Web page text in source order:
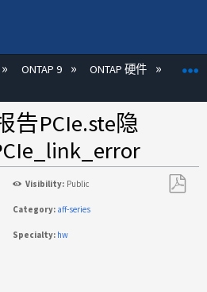
次ONTAP 9 ONTAP 硬件
告PCIe.ste隐
Visibility: Public
Category: aff-series
Specialty: hw